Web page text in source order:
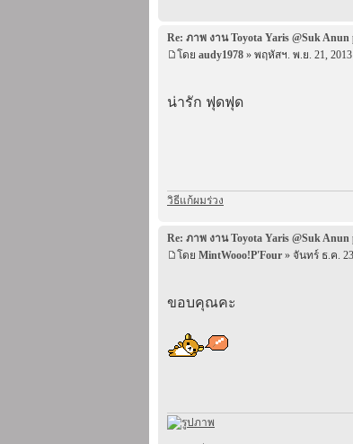
Re: ภาพ งาน Toyota Yaris @Suk
โดย audy1978 » พฤหัสฯ. พ.ย. 21, 2013
น่ารัก ฟุดฟุด
วิธีแก้ผมร่วง
Re: ภาพ งาน Toyota Yaris @Suk
โดย MintWooo!P'Four » จันทร์ ธ.ค.
ขอบคุณคะ